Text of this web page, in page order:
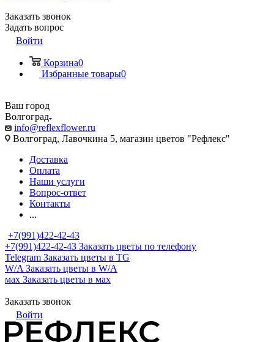
Заказать звонок
Задать вопрос
Войти
Корзина0
Избранные товары0
Ваш город
Волгоград
info@reflexflower.ru
Волгоград, Лавочкина 5, магазин цветов "Рефлекс"
Доставка
Оплата
Наши услуги
Вопрос-ответ
Контакты
...
+7(991)422-42-43
+7(991)422-42-43 Заказать цветы по телефону
Telegram Заказать цветы в TG
W/A Заказать цветы в W/A
мах Заказать цветы в мах
Заказать звонок
Войти